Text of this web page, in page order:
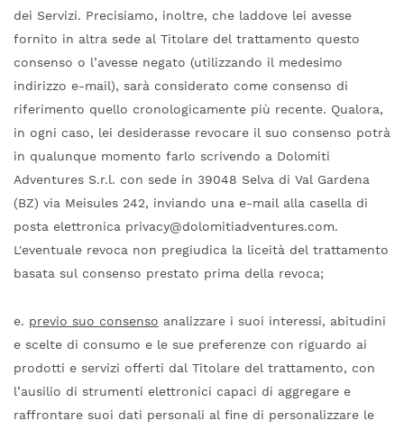
dei Servizi. Precisiamo, inoltre, che laddove lei avesse
fornito in altra sede al Titolare del trattamento questo
consenso o l’avesse negato (utilizzando il medesimo
indirizzo e-mail), sarà considerato come consenso di
riferimento quello cronologicamente più recente. Qualora,
in ogni caso, lei desiderasse revocare il suo consenso potrà
in qualunque momento farlo scrivendo a Dolomiti
Adventures S.r.l. con sede in 39048 Selva di Val Gardena
(BZ) via Meisules 242, inviando una e-mail alla casella di
posta elettronica privacy@dolomitiadventures.com.
L'eventuale revoca non pregiudica la liceità del trattamento
basata sul consenso prestato prima della revoca;
e. previo suo consenso analizzare i suoi interessi, abitudini
e scelte di consumo e le sue preferenze con riguardo ai
prodotti e servizi offerti dal Titolare del trattamento, con
l’ausilio di strumenti elettronici capaci di aggregare e
raffrontare suoi dati personali al fine di personalizzare le